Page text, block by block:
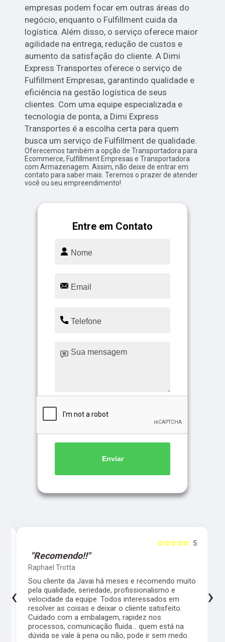
empresas podem focar em outras áreas do
negócio, enquanto o Fulfillment cuida da
logística. Além disso, o serviço oferece maior
agilidade na entrega, redução de custos e
aumento da satisfação do cliente. A Dimi
Express Transportes oferece o serviço de
Fulfillment Empresas, garantindo qualidade e
eficiência na gestão logística de seus
clientes. Com uma equipe especializada e
tecnologia de ponta, a Dimi Express
Transportes é a escolha certa para quem
busca um serviço de Fulfillment de qualidade.
Oferecemos também a opção de Transportadora para
Ecommerce, Fulfillment Empresas e Transportadora
com Armazenagem. Assim, não deixe de entrar em
contato para saber mais. Teremos o prazer de atender
você ou seu empreendimento!
Entre em Contato
Enviar
5
☆☆☆☆☆
"Recomendo!!"
Raphael Trotta
Sou cliente da Javai há meses e recomendo muito
pela qualidade, seriedade, profissionalismo e
velocidade da equipe. Todos interessados em
resolver as coisas e deixar o cliente satisfeito.
Cuidado com a embalagem, rapidez nos
processos, comunicação fluida... quem está na
dúvida se vale à pena ou não, pode ir sem medo.
‹ ›